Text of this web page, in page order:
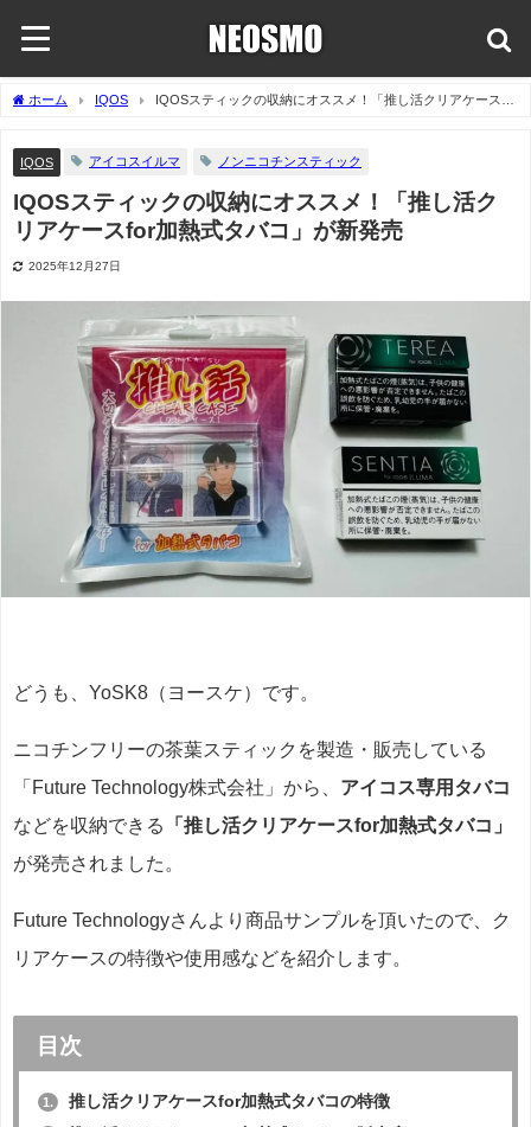
ホーム IQOS
IQOSスティックの収納にオススメ！「推し活クリアケースfor
IQOS アイコスイルマ ノンニコチンスティック
IQOSスティックの収納にオススメ！「推し活ク
リアケースfor加熱式タバコ」が新発売
2025年12月27日
どうも、YoSK8（ヨースケ）です。
ニコチンフリーの茶葉スティックを製造・販売している
「Future Technology株式会社」から、 アイコス専用タバコ
などを収納できる
「推し活クリアケースfor加熱式タバコ」
が発売されました。
Future Technologyさんより商品サンプルを頂いたので、ク
リアケースの特徴や使用感などを紹介します。
目次
1. 推し活クリアケースfor加熱式タバコの特徴